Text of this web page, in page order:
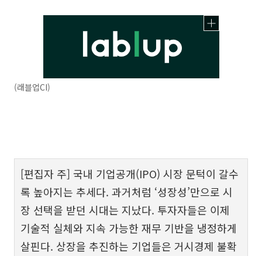
(래블업CI)
[편집자 주] 국내 기업공개(IPO) 시장 문턱이 갈수
록 높아지는 추세다. 과거처럼 ‘성장성’만으로 시
장 선택을 받던 시대는 지났다. 투자자들은 이제
기술적 실체와 지속 가능한 재무 기반을 냉정하게
살핀다. 상장을 추진하는 기업들은 거시경제 불확